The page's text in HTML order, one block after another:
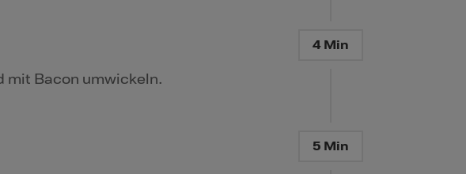
4 Min
mit Bacon umwickeln.
5 Min